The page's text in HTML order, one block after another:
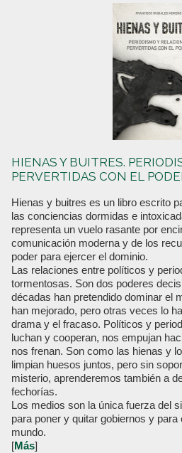
HIENAS Y BUITRES.
PERVERTIDAS CON EL
Hienas y buitres es un libro escrito
las conciencias dormidas e
representa un vuelo rasante por
comunicación moderna y de los
poder para ejercer el dominio.
Las relaciones entre políticos y
tormentosas. Son dos poderes
décadas han pretendido dominar el
han mejorado, pero otras veces lo
drama y el fracaso. Políticos y
luchan y cooperan, nos empujan
nos frenan. Son como las hienas y
limpian huesos juntos, pero sin
misterio, aprenderemos también a
fechorías.
Los medios son la única fuerza del
para poner y quitar gobiernos y
mundo.
[Más]